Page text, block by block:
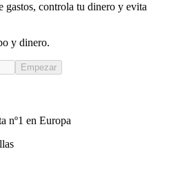
gastos, controla tu dinero y evita
y dinero.
Empezar
nº1 en Europa